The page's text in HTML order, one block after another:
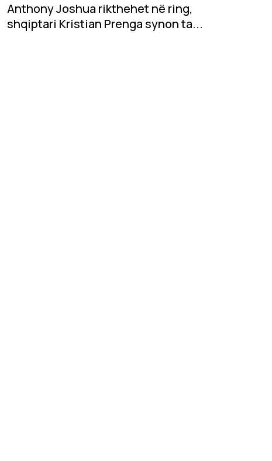
Anthony Joshua rikthehet në ring,
shqiptari Kristian Prenga synon ta...